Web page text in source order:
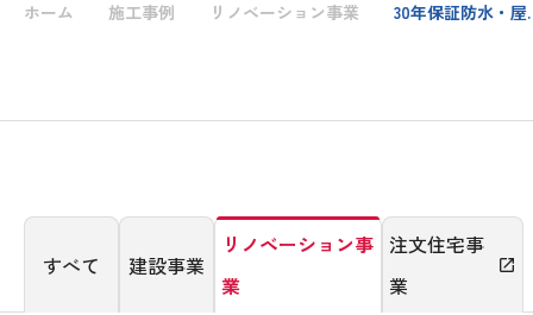
ホーム 施工事例 リノベーション事業 30年保証防水・屋上防水
すべて 建設事業
リノベーション事
業
注文住宅事
業
open_in_new